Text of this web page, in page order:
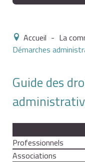
Accueil - La
Démarches
Guide des
Professionnels
Associations